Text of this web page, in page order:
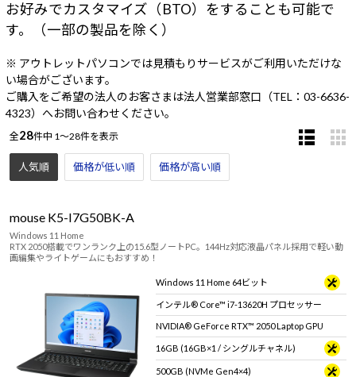
お好みでカスタマイズ（BTO）をすることも可能で
す。（一部の製品を除く）
※ アウトレットパソコンでは見積もりサービスがご利用いただけな
い場合がございます。
ご購入をご希望の法人のお客さまは法人営業部窓口（TEL：03-6636-
4323）へお問い合わせください。
全28件中 1～28件を表示
人気順 価格が低い順 価格が高い順
mouse K5-I7G50BK-A
Windows 11 Home
RTX 2050搭載でワンランク上の15.6型ノートPC。144Hz対応液晶パネル採用で軽い動
画編集やライトゲームにもおすすめ！
Windows 11 Home 64ビット
インテル® Core™ i7-13620H プロセッサー
NVIDIA® GeForce RTX™ 2050 Laptop GPU
16GB (16GB×1 / シングルチャネル)
500GB (NVMe Gen4×4)